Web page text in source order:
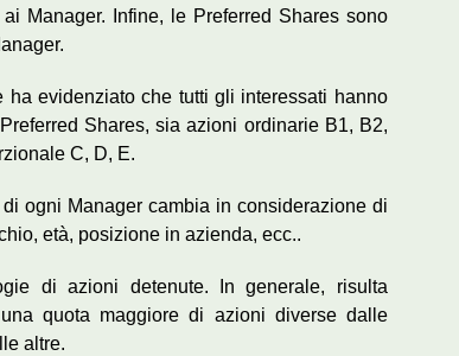
Manager. Infine, le Preferred Shares sono
ha evidenziato che tutti gli interessati hanno
Shares, sia azioni ordinarie B1, B2,
C, D, E.
ogni Manager cambia in considerazione di
età, posizione in azienda, ecc..
di azioni detenute. In generale, risulta
quota maggiore di azioni diverse dalle
altre.